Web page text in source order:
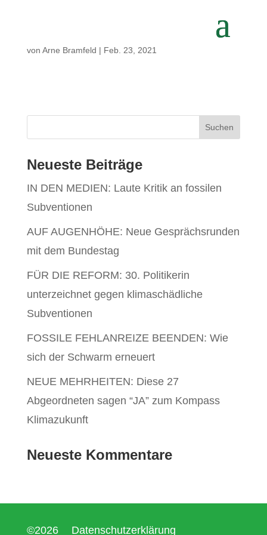
von Arne Bramfeld | Feb. 23, 2021
Neueste Beiträge
IN DEN MEDIEN: Laute Kritik an fossilen
Subventionen
AUF AUGENHÖHE: Neue Gesprächsrunden
mit dem Bundestag
FÜR DIE REFORM: 30. Politikerin
unterzeichnet gegen klimaschädliche
Subventionen
FOSSILE FEHLANREIZE BEENDEN: Wie
sich der Schwarm erneuert
NEUE MEHRHEITEN: Diese 27
Abgeordneten sagen “JA” zum Kompass
Klimazukunft
Neueste Kommentare
©2026 Datenschutzerklärung